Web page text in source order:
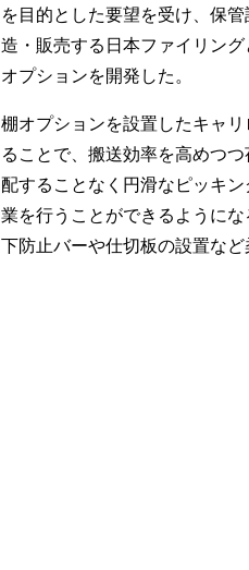
を目的とした要望を受け、保
造・販売する日本ファイリン
オプションを開発した。
棚オプションを設置したキャ
ることで、搬送効率を高めつ
配することなく円滑なピッキ
業を行うことができるように
下防止バーや仕切板の設置など